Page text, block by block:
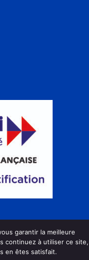
garantir la meilleure
continuez à utiliser ce site,
en êtes satisfait.